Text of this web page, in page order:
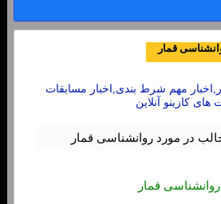
مهم شرط بندی,اخبار مسابقات
های کازینو آنلاین